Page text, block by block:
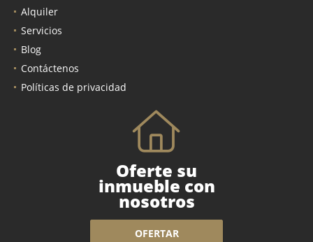
Alquiler
Servicios
Blog
Contáctenos
Políticas de privacidad
Oferte su
inmueble con
nosotros
OFERTAR